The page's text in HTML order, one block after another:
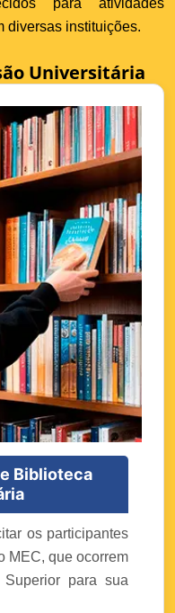
para atividades
diversas instituições.
Universitária
Biblioteca
os participantes
MEC, que ocorrem
para sua